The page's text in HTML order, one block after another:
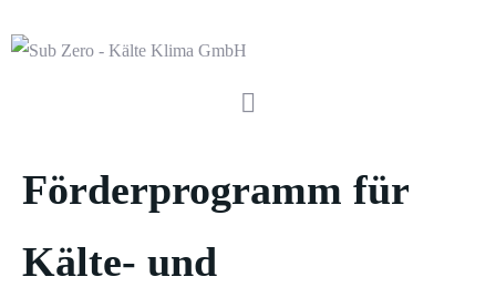
Förderprogramm für
Kälte- und